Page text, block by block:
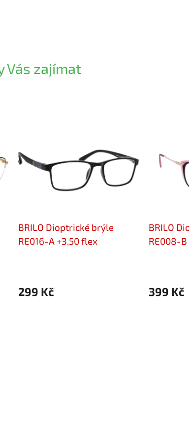
Vás zajímat
BRILO Dioptrické brýle
RE016-A +3,50 flex
299 Kč
BRILO
RE008-
399 Kč